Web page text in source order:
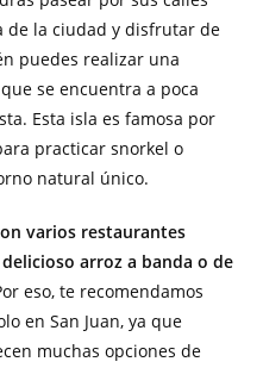
de la ciudad y disfrutar de
puedes realizar una
se encuentra a poca
Esta isla es famosa por
practicar snorkel o
natural único.
varios restaurantes
arroz a banda o de
eso, te recomendamos
en San Juan, ya que
muchas opciones de